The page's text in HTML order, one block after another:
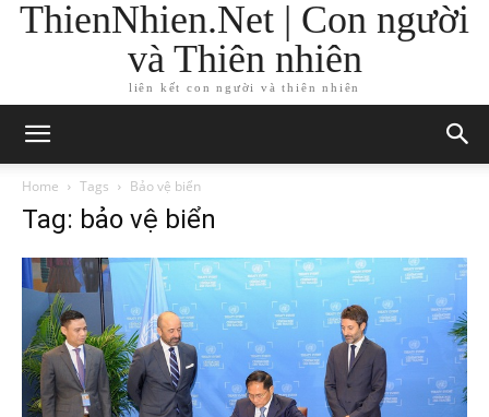
ThienNhien.Net | Con người
và Thiên nhiên
liên kết con người và thiên nhiên
Home Tags Bảo vệ biển
Tag: bảo vệ biển